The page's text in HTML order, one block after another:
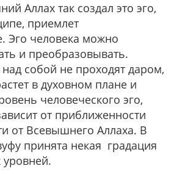
Аллах так создал это эго,
приемлет
Эго человека можно
и преобразовывать.
собой не проходят даром,
в духовном плане и
человеческого эго,
от приближенности
от Всевышнего Аллаха. В
принята некая градация
уровней.